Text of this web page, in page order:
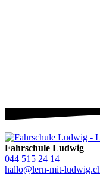
Fahrschule Ludwig
044 515 24 14
hallo@lern-mit-